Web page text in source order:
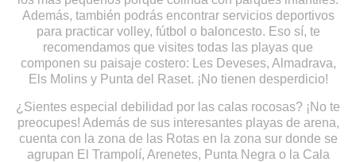
Además, también podrás encontrar servicios deportivos
para practicar volley, fútbol o baloncesto. Eso sí, te
recomendamos que visites todas las playas que
componen su paisaje costero: Les Deveses, Almadrava,
Els Molins y Punta del Raset. ¡No tienen desperdicio!
¿Sientes especial debilidad por las calas rocosas? ¡No te
preocupes! Además de sus interesantes playas de arena,
cuenta con la zona de las Rotas en la zona sur donde se
agrupan El Trampolí, Arenetes, Punta Negra o la Cala